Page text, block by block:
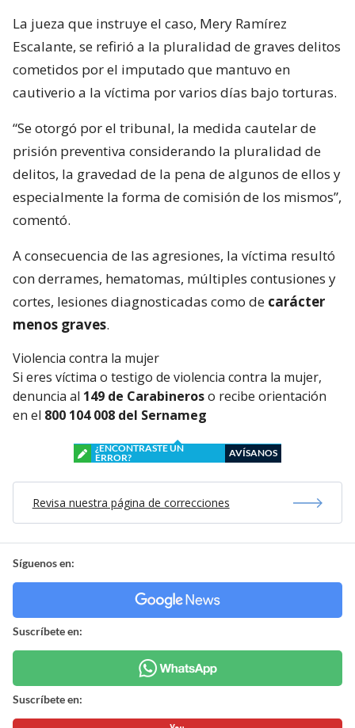
La jueza que instruye el caso, Mery Ramírez
Escalante, se refirió a la pluralidad de graves delitos
cometidos por el imputado que mantuvo en
cautiverio a la víctima por varios días bajo torturas.
“Se otorgó por el tribunal, la medida cautelar de
prisión preventiva considerando la pluralidad de
delitos, la gravedad de la pena de algunos de ellos y
especialmente la forma de comisión de los mismos”,
comentó.
A consecuencia de las agresiones, la víctima resultó
con derrames, hematomas, múltiples contusiones y
cortes, lesiones diagnosticadas como de carácter
menos graves.
Violencia contra la mujer
Si eres víctima o testigo de violencia contra la mujer,
denuncia al 149 de Carabineroso recibe orientación
en el 800 104 008 del Sernameg
¿ENCONTRASTE UN
ERROR?
AVÍSANOS
Revisa nuestra página de correcciones
Síguenos en:
Suscríbete en:
Suscríbete en: